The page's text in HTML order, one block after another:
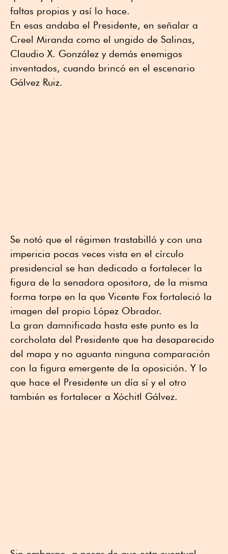
faltas propias y así lo hace.
En esas andaba el Presidente, en señalar a
Creel Miranda como el ungido de Salinas,
Claudio X. González y demás enemigos
inventados, cuando brincó en el escenario
Gálvez Ruiz.
Se notó que el régimen trastabilló y con una
impericia pocas veces vista en el círculo
presidencial se han dedicado a fortalecer la
figura de la senadora opositora, de la misma
forma torpe en la que Vicente Fox fortaleció la
imagen del propio López Obrador.
La gran damnificada hasta este punto es la
corcholata del Presidente que ha desaparecido
del mapa y no aguanta ninguna comparación
con la figura emergente de la oposición. Y lo
que hace el Presidente un día sí y el otro
también es fortalecer a Xóchitl Gálvez.